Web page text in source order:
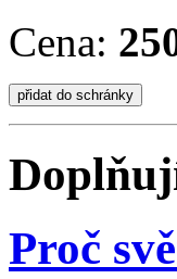
Cena:
Proč